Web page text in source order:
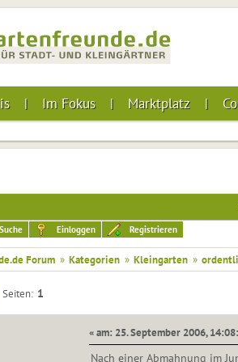
Im Fokus Marktplatz
Suche Einloggen Registrieren
Forum » Kategorien » Kleingarten »
Seiten 1
« am: 25. September 2006,
Nach einer Abmahnung im